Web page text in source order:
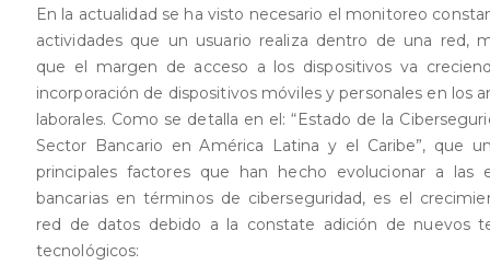
En la actualidad se ha visto necesario el monitoreo
actividades que un usuario realiza dentro de una red,
que el margen de acceso a los dispositivos va
incorporación de dispositivos móviles y personales en los
laborales. Como se detalla en el: “Estado de la
Sector Bancario en América Latina y el Caribe”, que
principales factores que han hecho evolucionar a las
bancarias en términos de ciberseguridad, es el
red de datos debido a la constate adición de nuevos
tecnológicos: